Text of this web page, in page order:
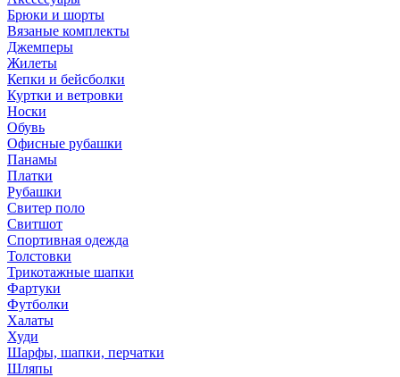
Брюки и шорты
Вязаные комплекты
Джемперы
Жилеты
Кепки и бейсболки
Куртки и ветровки
Носки
Обувь
Офисные рубашки
Панамы
Платки
Рубашки
Свитер поло
Свитшот
Спортивная одежда
Толстовки
Трикотажные шапки
Фартуки
Футболки
Халаты
Худи
Шарфы, шапки, перчатки
Шляпы